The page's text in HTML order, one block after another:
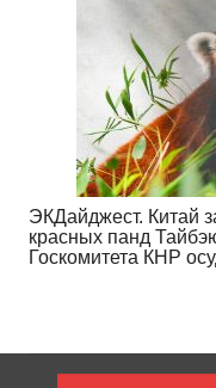
ЭКДайджест. Китай
красных панд
Госкомитета КНР